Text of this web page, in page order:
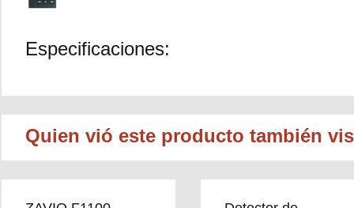
Especificaciones:
Quien vió este producto también